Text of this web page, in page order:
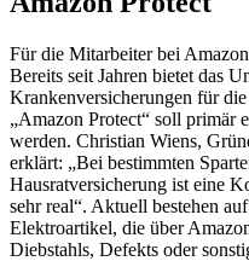
Für die Mitarbeiter bei
Bereits seit Jahren bietet das
Krankenversicherungen für
„Amazon Protect“ soll primär
werden. Christian Wiens,
erklärt: „Bei bestimmten
Hausratversicherung ist eine
sehr real“. Aktuell bestehen
Elektroartikel, die über
Diebstahls, Defekts oder